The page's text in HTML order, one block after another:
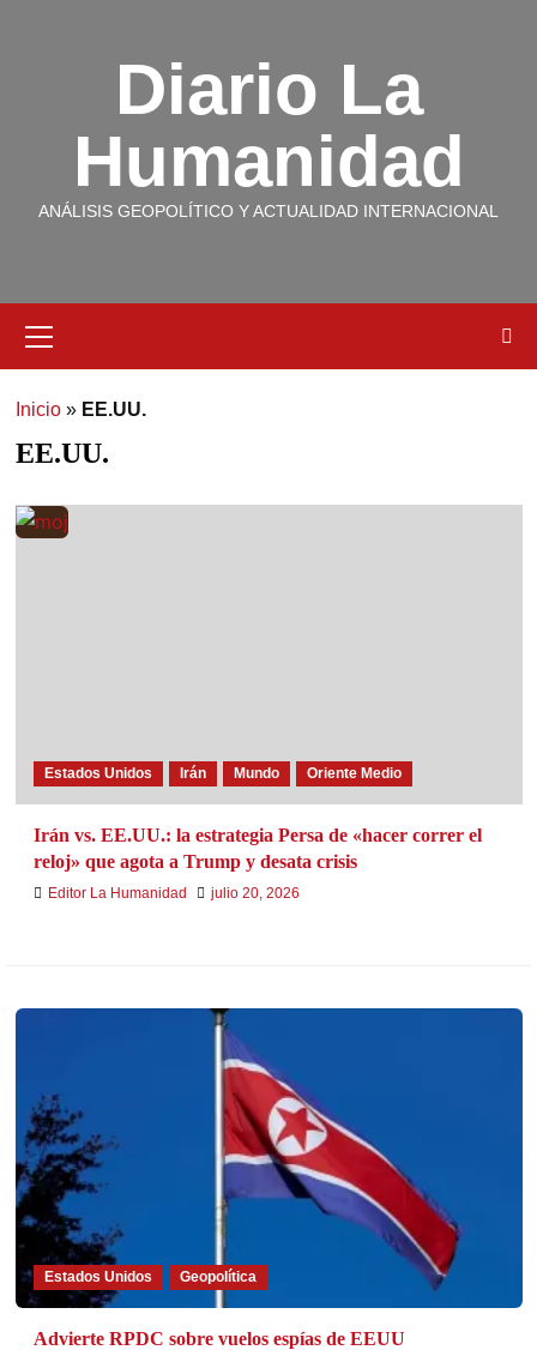
Diario La
Humanidad
ANÁLISIS GEOPOLÍTICO Y ACTUALIDAD INTERNACIONAL
Inicio» EE.UU.
EE.UU.
Estados Unidos Irán Mundo Oriente Medio
Irán vs. EE.UU.: la estrategia Persa de «hacer correr el
reloj» que agota a Trump y desata crisis
Editor La Humanidad julio 20, 2026
Estados Unidos Geopolítica
Advierte RPDC sobre vuelos espías de EEUU